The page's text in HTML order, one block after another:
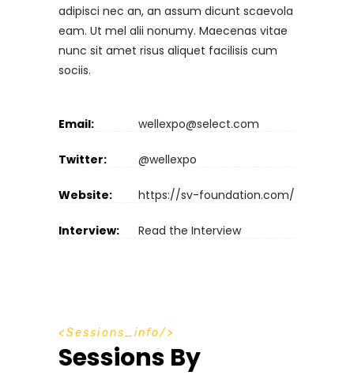
adipisci nec an, an assum dicunt scaevola
eam. Ut mel alii nonumy. Maecenas vitae
nunc sit amet risus aliquet facilisis cum
sociis.
Email: wellexpo@select.com
Twitter: @wellexpo
Website: https://sv-foundation.com/
Interview: Read the Interview
Sessions_info
Sessions By